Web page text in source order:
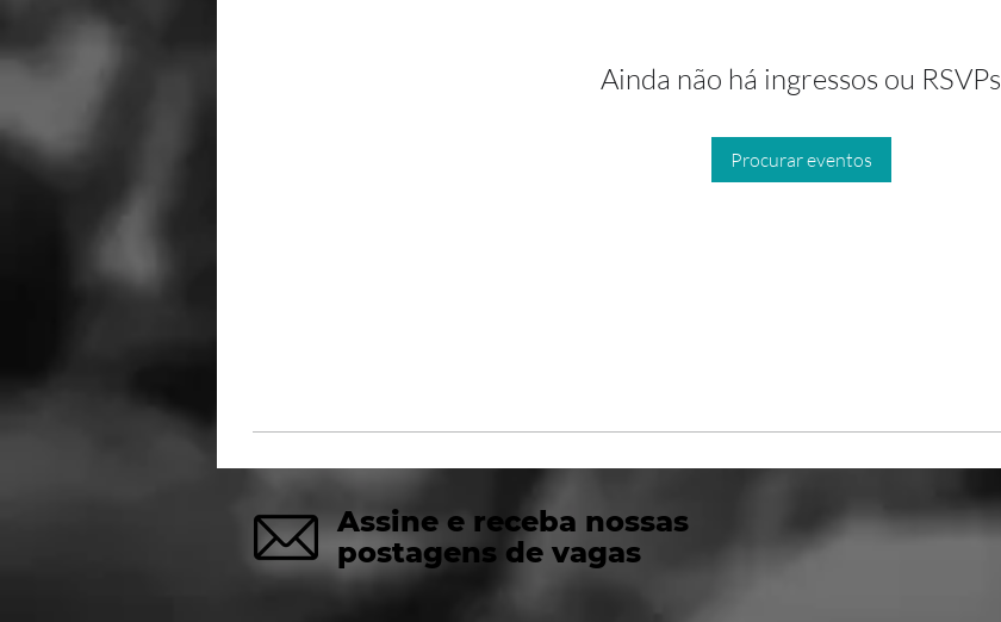
Ainda não há ingressos ou RSVPs
Procurar eventos
Assine e receba nossas
postagens de vagas